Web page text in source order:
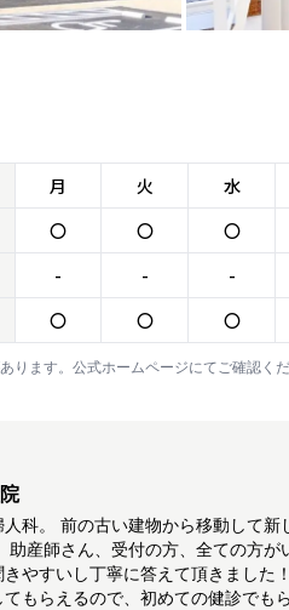
月 火 水
〇 〇 〇
- - -
〇 〇 〇
ります。公式ホームページにてご確認くだ
科。 前の古い建物から移動して
助産師さん、受付の方、全ての方
やすいし丁寧に答えて頂きました
もらえるので、初めての健診でも